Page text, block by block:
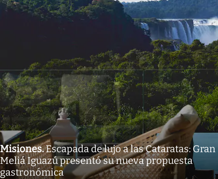
Misiones.Escapada de lujo a las Cataratas: Gran
Meliá Iguazú presentó su nueva propuesta
gastronómica